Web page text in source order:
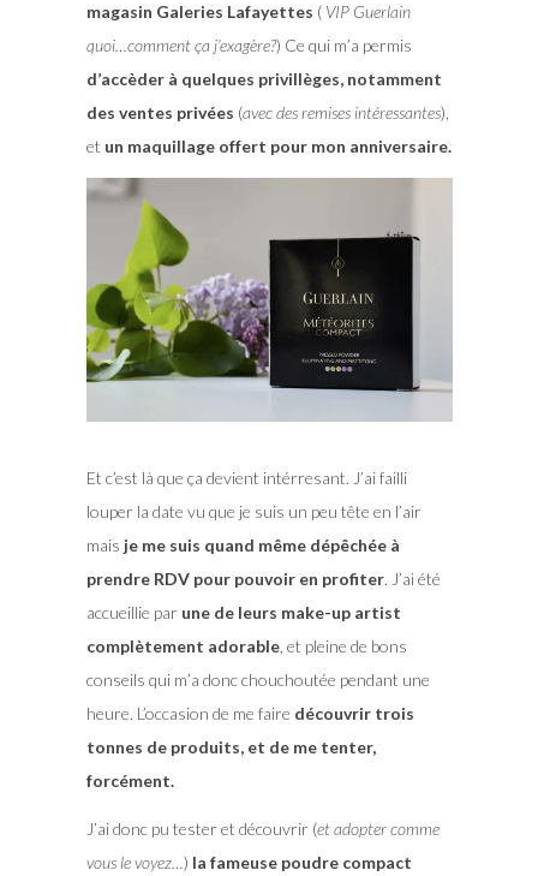
magasin Galeries Lafayettes ( VIP Guerlain
quoi…comment ça j’exagère?) Ce qui m’a permis
d’accèder à quelques privillèges, notamment
des ventes privées (avec des remises intéressantes),
et un maquillage offert pour mon anniversaire.
Et c’est là que ça devient intérresant. J’ai failli
louper la date vu que je suis un peu tête en l’air
mais je me suis quand même dépêchée à
prendre RDV pour pouvoir en profiter. J’ai été
accueillie parune de leurs make-up artist
complètement adorable, et pleine de bons
conseils qui m’a donc chouchoutée pendant une
heure. L’occasion de me faire découvrir trois
tonnes de produits, et de me tenter,
forcément.
J’ai donc pu tester et découvrir (et adopter comme
vous le voyez…) la fameuse poudre compact